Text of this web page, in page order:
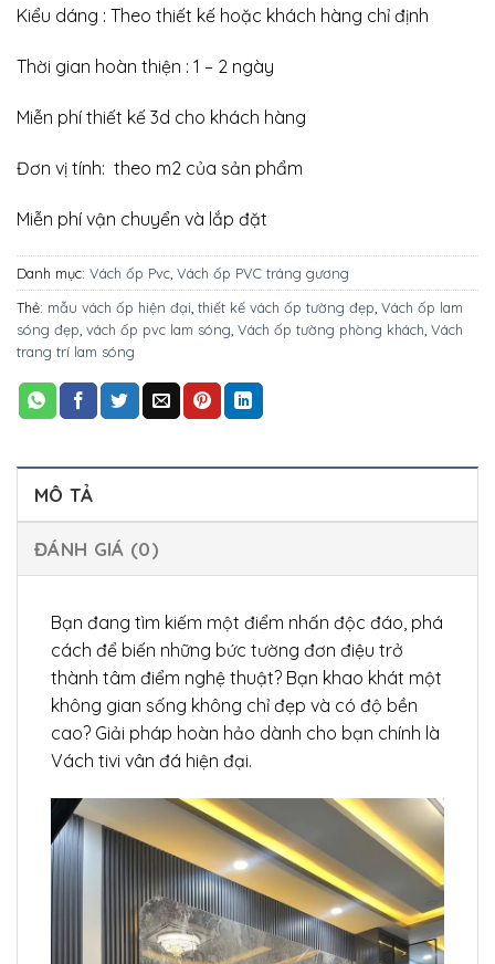
Kiểu dáng : Theo thiết kế hoặc khách hàng chỉ định
Thời gian hoàn thiện : 1 – 2 ngày
Miễn phí thiết kế 3d cho khách hàng
Đơn vị tính: theo m2 của sản phẩm
Miễn phí vận chuyển và lắp đặt
Danh mục: Vách ốp Pvc, Vách ốp PVC tráng gương
Thẻ: mẫu vách ốp hiện đại, thiết kế vách ốp tường đẹp, Vách ốp lam
sóng đẹp, vách ốp pvc lam sóng, Vách ốp tường phòng khách, Vách
trang trí lam sóng
MÔ TẢ
ĐÁNH GIÁ (0)
Bạn đang tìm kiếm một điểm nhấn độc đáo, phá
cách để biến những bức tường đơn điệu trở
thành tâm điểm nghệ thuật? Bạn khao khát một
không gian sống không chỉ đẹp và có độ bền
cao? Giải pháp hoàn hảo dành cho bạn chính là
Vách tivi vân đá hiện đại.